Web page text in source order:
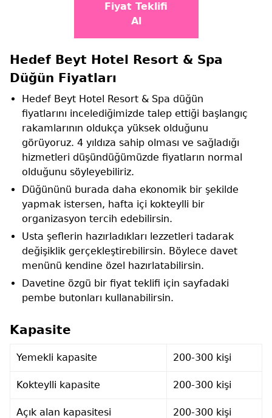
Fiyat Teklifi
Al
Hedef Beyt Hotel Resort & Spa
Düğün Fiyatları
Hedef Beyt Hotel Resort & Spa düğün
fiyatlarını incelediğimizde talep ettiği başlangıç
rakamlarının oldukça yüksek olduğunu
görüyoruz. 4 yıldıza sahip olması ve sağladığı
hizmetleri düşündüğümüzde fiyatların normal
olduğunu söyleyebiliriz.
Düğününü burada daha ekonomik bir şekilde
yapmak istersen, hafta içi kokteylli bir
organizasyon tercih edebilirsin.
Usta şeflerin hazırladıkları lezzetleri tadarak
değişiklik gerçekleştirebilirsin. Böylece davet
menünü kendine özel hazırlatabilirsin.
Davetine özgü bir fiyat teklifi için sayfadaki
pembe butonları kullanabilirsin.
Kapasite
Yemekli kapasite 200-300 kişi
Kokteylli kapasite 200-300 kişi
Açık alan kapasitesi 200-300 kişi